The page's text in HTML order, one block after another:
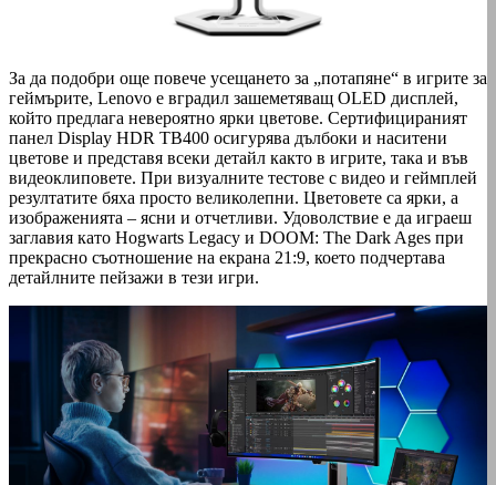
За да подобри още повече усещането за „потапяне“ в игрите за
геймърите, Lenovo е вградил зашеметяващ OLED дисплей,
който предлага невероятно ярки цветове. Сертифицираният
панел Display HDR TB400 осигурява дълбоки и наситени
цветове и представя всеки детайл както в игрите, така и във
видеоклиповете. При визуалните тестове с видео и геймплей
резултатите бяха просто великолепни. Цветовете са ярки, а
изображенията – ясни и отчетливи. Удоволствие е да играеш
заглавия като Hogwarts Legacy и DOOM: The Dark Ages при
прекрасно съотношение на екрана 21:9, което подчертава
детайлните пейзажи в тези игри.